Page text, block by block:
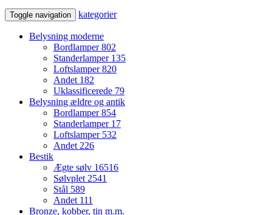
Toggle navigation kategorier
Belysning moderne
Bordlamper802
Standerlamper 135
Loftslamper820
Andet 182
Uklassificerede 79
Belysning ældre og antik
Bordlamper854
Standerlamper 17
Loftslamper 532
Andet 226
Bestik
Ægte sølv 16516
Sølvplet 2541
Stål 589
Andet 111
Bronze, kobber, tin m.m.